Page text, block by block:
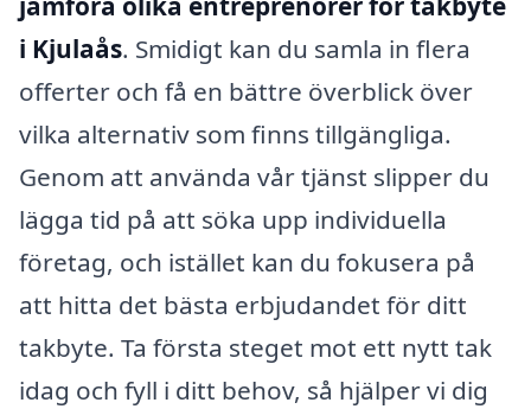
i Kjulaås. Smidigt kan du samla in flera
offerter och få en bättre överblick över
vilka alternativ som finns tillgängliga.
Genom att använda vår tjänst slipper du
lägga tid på att söka upp individuella
företag, och istället kan du fokusera på
att hitta det bästa erbjudandet för ditt
takbyte. Ta första steget mot ett nytt tak
idag och fyll i ditt behov, så hjälper vi dig